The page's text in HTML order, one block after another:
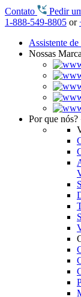
Contato
Pedir
1-888-549-8805 or
Assistente de
Nossas
Por que nós?